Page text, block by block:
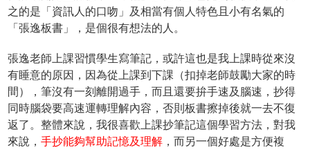
之的是「資訊人的口吻」及相當有個人特色且小有名氣的
「張逸板書」，是個很有想法的人。
張逸老師上課習慣學生寫筆記，或許這也是我上課時從來沒
有睡意的原因，因為從上課到下課（扣掉老師鼓勵大家的時
間），筆沒有一刻離開過手，而且還要拚手速及腦速，抄得
同時腦袋要高速運轉理解內容，否則板書擦掉後就一去不復
返了。整體來說，我很喜歡上課抄筆記這個學習方法，對我
來說，手抄能夠幫助記憶及理解 ，而另一個好處是方便複